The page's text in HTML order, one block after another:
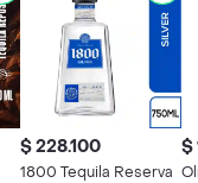
$ 228.100
1800 Tequila Reserva
$